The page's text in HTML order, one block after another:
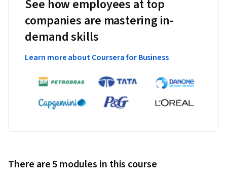
See how employees at top
companies are mastering in-
demand skills
Learn more about Coursera for Business
There are 5 modules in this course